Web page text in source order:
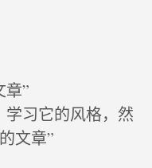
章”
学习它的风格，然
文章”